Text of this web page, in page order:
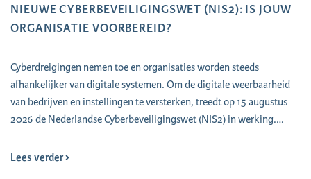
NIEUWE CYBERBEVEILIGINGSWET (NIS2): IS JOUW
ORGANISATIE VOORBEREID?
Cyberdreigingen nemen toe en organisaties worden steeds
afhankelijker van digitale systemen. Om de digitale weerbaarheid
van bedrijven en instellingen te versterken, treedt op 15 augustus
2026 de Nederlandse Cyberbeveiligingswet (NIS2) in werking.…
Lees verder